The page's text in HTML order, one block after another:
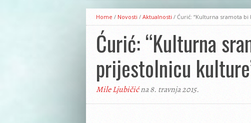
AKTUALNOSTI
CRNA KRONIKA
POLITIKA
ZANIMLJIVOSTI
GOSPODARSTVO
KULTURA
ŠPORT
Home / Novosti / Aktualnosti / Ćurić: “Kulturna sramota
Ćurić: “Kulturna
prijestolnicu
Mile Ljubičićna 8. travnja 2015.